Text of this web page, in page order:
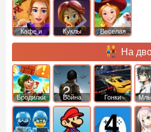
Кафе и
Куклы
Веселая
На
Бродилки Война Гонки